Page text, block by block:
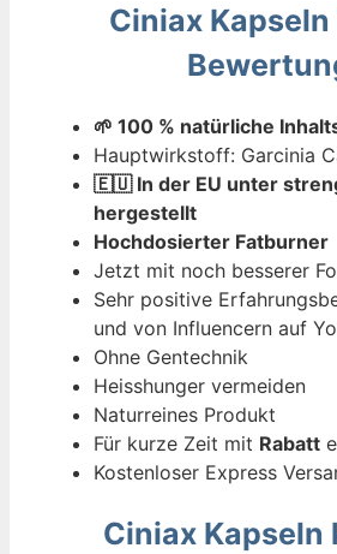
Ciniax Kapseln
🌱 100 % natürliche
Hauptwirkstoff: Garcinia
🇪🇺 In der EU unter
hergestellt
Hochdosierter Fatburner
Jetzt mit noch besserer
Sehr positive
und von Influencern auf
Ohne Gentechnik
Heisshunger vermeiden
Naturreines Produkt
Für kurze Zeit mit Rabatt
Kostenloser Express
Ciniax Kapseln